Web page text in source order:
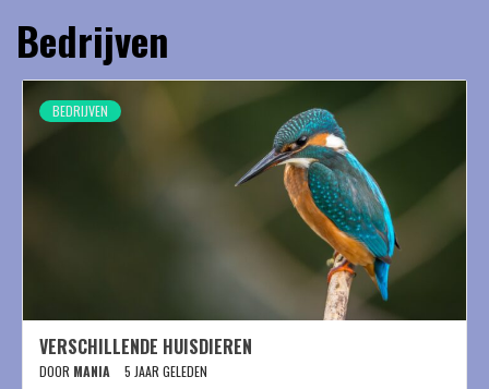
Bedrijven
BEDRIJVEN
VERSCHILLENDE HUISDIEREN
DOOR MANIA 5 JAAR GELEDEN